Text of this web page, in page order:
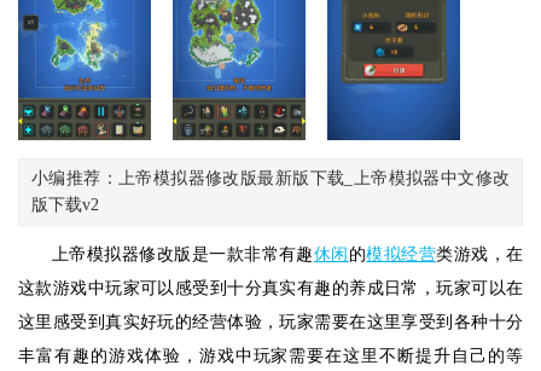
小编推荐：上帝模拟器修改版最新版下载_上帝模拟器中文修改
版下载v2
上帝模拟器修改版是一款非常有趣休闲 的模拟经营类游戏，在
这款游戏中玩家可以感受到十分真实有趣的养成日常，玩家可以在
这里感受到真实好玩的经营体验，玩家需要在这里享受到各种十分
丰富有趣的游戏体验，游戏中玩家需要在这里不断提升自己的等